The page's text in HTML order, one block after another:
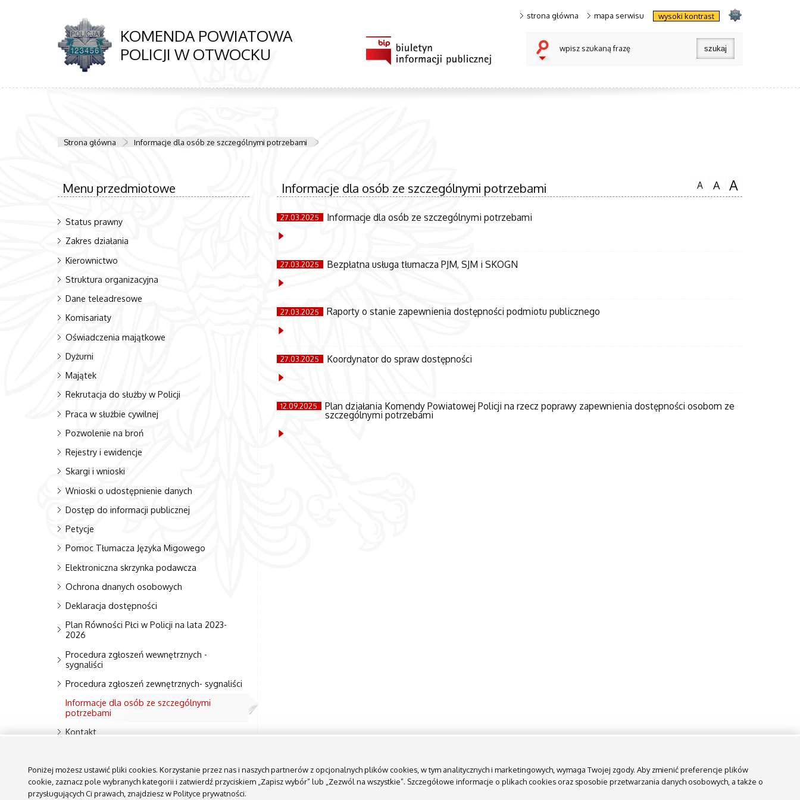
KOMENDA POWIATOWA
POLICJI W OTWOCKU
strona główna mapa serwisu wysoki kontrast
wpisz szukaną frazę
Strona główna Informacje dla osób ze szczególnymi potrzebami
Menu przedmiotowe
Status prawny
Zakres działania
Kierownictwo
Struktura organizacyjna
Dane teleadresowe
Komisariaty
Oświadczenia majątkowe
Dyżurni
Majątek
Rekrutacja do służby w Policji
Praca w służbie cywilnej
Pozwolenie na broń
Rejestry i ewidencje
Skargi i wnioski
Wnioski o udostępnienie danych
Dostęp do informacji publicznej
Petycje
Pomoc Tłumacza Języka Migowego
Elektroniczna skrzynka podawcza
Ochrona dnanych osobowych
Deklaracja dostępności
Plan Równości Płci w Policji na lata 2023-
2026
Procedura zgłoszeń wewnętrznych -
sygnaliści
Procedura zgłoszeń zewnętrznych- sygnaliści
Informacje dla osób ze szczególnymi
potrzebami
Kontakt
Informacje dla osób ze szczególnymi potrzebami A A A
27.03.2025 Informacje dla osób ze szczególnymi potrzebami
27.03.2025 Bezpłatna usługa tłumacza PJM, SJM i SKOGN
27.03.2025 Raporty o stanie zapewnienia dostępności podmiotu publicznego
27.03.2025 Koordynator do spraw dostępności
12.09.2025 Plan działania Komendy Powiatowej Policji na rzecz poprawy zapewnienia dostępności osobom ze
szczególnymi potrzebami
Poniżej możesz ustawić pliki cookies. Korzystanie przez nas i naszych partnerów z opcjonalnych plików cookies, w tym analitycznych i marketingowych, wymaga Twojej zgody. Aby zmienić preferencje plików
cookie, zaznacz pole wybranych kategorii i zatwierdź przyciskiem „Zapisz wybór” lub „Zezwól na wszystkie”. Szczegółowe informacje o plikach cookies oraz sposobie przetwarzania danych osobowych, a także o
przysługujących Ci prawach, znajdziesz w Polityce prywatności.